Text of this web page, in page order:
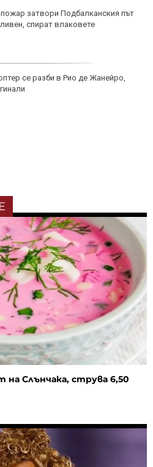
затвори Подбалканския път
спират влаковете
се разби в Рио де Жанейро,
Слънчака, струва 6,50